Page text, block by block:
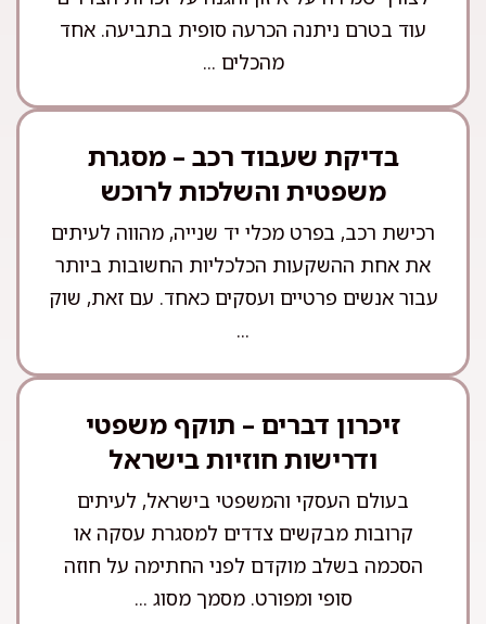
עוד בטרם ניתנה הכרעה סופית בתביעה. אחד
מהכלים ...
בדיקת שעבוד רכב – מסגרת
משפטית והשלכות לרוכש
רכישת רכב, בפרט מכלי יד שנייה, מהווה לעיתים
את אחת ההשקעות הכלכליות החשובות ביותר
עבור אנשים פרטיים ועסקים כאחד. עם זאת, שוק
...
זיכרון דברים – תוקף משפטי
ודרישות חוזיות בישראל
בעולם העסקי והמשפטי בישראל, לעיתים
קרובות מבקשים צדדים למסגרת עסקה או
הסכמה בשלב מוקדם לפני החתימה על חוזה
סופי ומפורט. מסמך מסוג ...